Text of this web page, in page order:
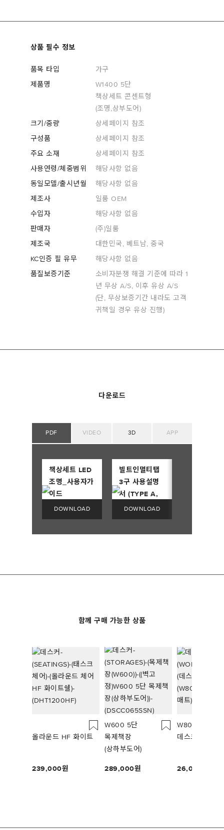
상품 필수 정보
품목 타입
가구
제품명
W1400 5단
책상세트 콘센트형
(조명,상부도어)
크기/중량
상세페이지 참조
구성품
상세페이지 참조
주요 소재
상세페이지 참조
사용연령/체중범위
해당사항 없음
동일모델/출시년월
해당사항 없음
제조사
일룸 OEM
수입자
해당사항 없음
판매자
(주)일룸
제조국
대한민국, 베트남, 중국
KC인증 필 유무
해당사항 없음
품질보증기준
소비자분쟁 해결 기준에 따라 1
년 무상 A/S, 이후 유상 A/S
(단, 무상보증기간 내라도 고객
귀책일 경우 유상 진행)
다운로드
PDF VIDEO 3D APP
책상세트 LED
조명_사용자가
이드
빌트인멀티탭
3구 사용설명
서 (TYPE A,
TYPE C)
함께 구매 가능한 상품
올라운드 HF 화이트
239,000
W600 5단
목제책장
(상하부도어)
289,000
W800*D400
데스크매트
26,000